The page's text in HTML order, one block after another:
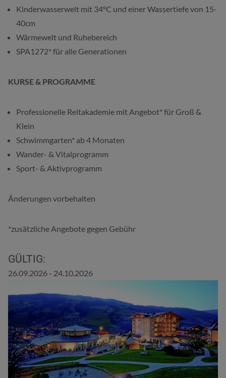
Kinderwasserwelt mit 34°C und einer Wassertiefe von 15-
40cm
Wärmewelt und Ruhebereich
SPA1272* für alle Generationen
KURSE & PROGRAMME
Professionelle Reitakademie mit Angebot* für Groß &
Klein
Schwimmgarten* ab 4 Monaten
Wander- & Vitalprogramm
Sport- & Aktivprogramm
Änderungen vorbehalten
*zusätzliche Angebote gegen Gebühr
GÜLTIG:
26.09.2026 - 24.10.2026